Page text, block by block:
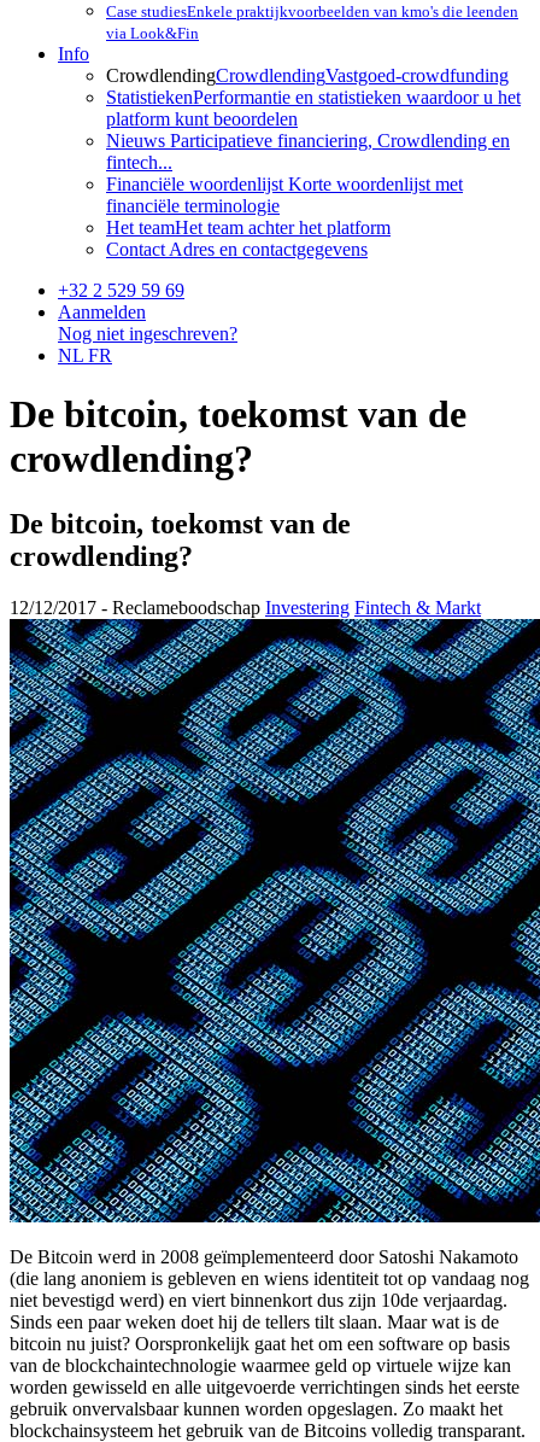
Case studiesEnkele praktijkvoorbeelden van kmo's die leenden
via Look&Fin
Info
CrowdlendingCrowdlendingVastgoed-crowdfunding
StatistiekenPerformantie en statistieken waardoor u het
platform kunt beoordelen
Nieuws Participatieve financiering, Crowdlending en
fintech...
Financiële woordenlijst Korte woordenlijst met
financiële terminologie
Het teamHet team achter het platform
Contact Adres en contactgegevens
+32 2 529 59 69
Aanmelden
Nog niet ingeschreven?
NL FR
De bitcoin, toekomst van de
crowdlending?
De bitcoin, toekomst van de
crowdlending?
12/12/2017 - Reclameboodschap Investering Fintech & Markt
De Bitcoin werd in 2008 geïmplementeerd door Satoshi Nakamoto
(die lang anoniem is gebleven en wiens identiteit tot op vandaag nog
niet bevestigd werd) en viert binnenkort dus zijn 10de verjaardag.
Sinds een paar weken doet hij de tellers tilt slaan. Maar wat is de
bitcoin nu juist? Oorspronkelijk gaat het om een software op basis
van de blockchaintechnologie waarmee geld op virtuele wijze kan
worden gewisseld en alle uitgevoerde verrichtingen sinds het eerste
gebruik onvervalsbaar kunnen worden opgeslagen. Zo maakt het
blockchainsysteem het gebruik van de Bitcoins volledig transparant.